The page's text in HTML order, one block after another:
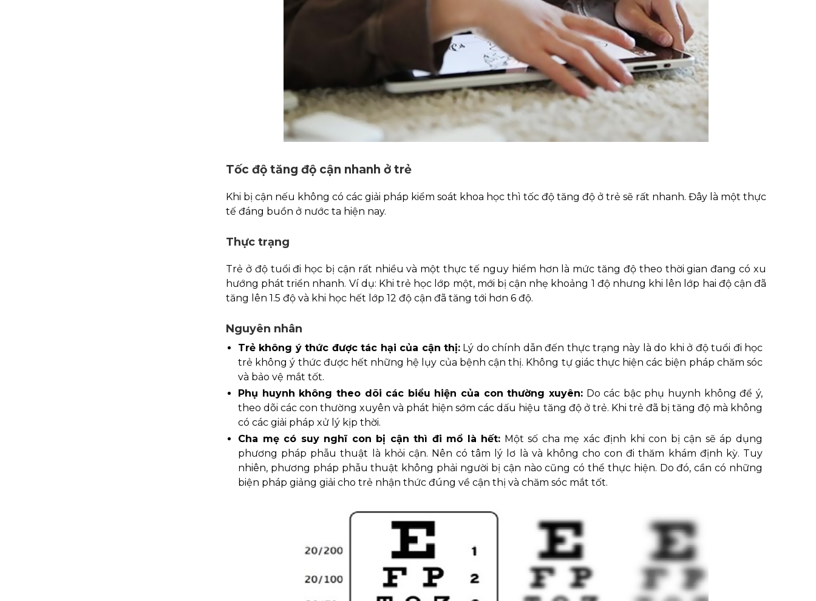
Tốc độ tăng độ cận nhanh ở trẻ
Khi bị cận nếu không có các giải pháp kiểm soát khoa học thì tốc độ tăng độ ở trẻ sẽ rất nhanh. Đây là một thực
tế đáng buồn ở nước ta hiện nay.
Thực trạng
Trẻ ở độ tuổi đi học bị cận rất nhiều và một thực tế nguy hiểm hơn là mức tăng độ theo thời gian đang có xu
hướng phát triển nhanh. Ví dụ: Khi trẻ học lớp một, mới bị cận nhẹ khoảng 1 độ nhưng khi lên lớp hai độ cận đã
tăng lên 1.5 độ và khi học hết lớp 12 độ cận đã tăng tới hơn 6 độ.
Nguyên nhân
Trẻ không ý thức được tác hại của cận thị:Lý do chính dẫn đến thực trạng này là do khi ở độ tuổi đi học
trẻ không ý thức được hết những hệ lụy của bệnh cận thị. Không tự giác thực hiện các biện pháp chăm sóc
và bảo vệ mắt tốt.
Phụ huynh không theo dõi các biểu hiện của con thường xuyên:Do các bậc phụ huynh không để ý,
theo dõi các con thường xuyên và phát hiện sớm các dấu hiệu tăng độ ở trẻ. Khi trẻ đã bị tăng độ mà không
có các giải pháp xử lý kịp thời.
Cha mẹ có suy nghĩ con bị cận thì đi mổ là hết: Một số cha mẹ xác định khi con bị cận sẽ áp dụng
phương pháp phẫu thuật là khỏi cận. Nên có tâm lý lơ là và không cho con đi thăm khám định kỳ. Tuy
nhiên, phương pháp phẫu thuật không phải người bị cận nào cũng có thể thực hiện. Do đó, cần có những
biện pháp giảng giải cho trẻ nhận thức đúng về cận thị và chăm sóc mắt tốt.